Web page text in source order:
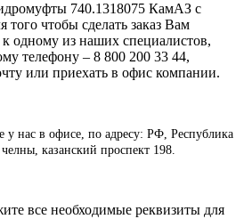
740.1318075 КамАЗ с
того чтобы сделать заказ Вам
к одному из наших специалистов,
телефону – 8 800 200 33 44,
или приехать в офис компании.
у нас в офисе, по адресу: РФ, Республика
казанский проспект 198.
все необходимые реквизиты для